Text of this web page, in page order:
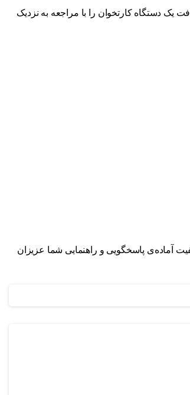
دستگاه کارتخوان را با مراجعه به نزدیک
آماده‌ی پاسخگویی و راهنمایی شما عزیزان